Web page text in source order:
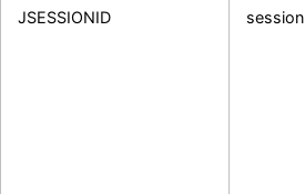
JSESSIONID session